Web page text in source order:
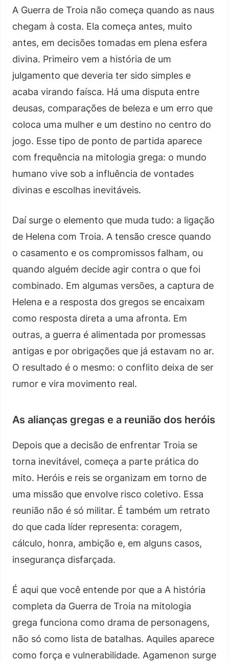
A Guerra de Troia não começa quando as naus
chegam à costa. Ela começa antes, muito
antes, em decisões tomadas em plena esfera
divina. Primeiro vem a história de um
julgamento que deveria ter sido simples e
acaba virando faísca. Há uma disputa entre
deusas, comparações de beleza e um erro que
coloca uma mulher e um destino no centro do
jogo. Esse tipo de ponto de partida aparece
com frequência na mitologia grega: o mundo
humano vive sob a influência de vontades
divinas e escolhas inevitáveis.
Daí surge o elemento que muda tudo: a ligação
de Helena com Troia. A tensão cresce quando
o casamento e os compromissos falham, ou
quando alguém decide agir contra o que foi
combinado. Em algumas versões, a captura de
Helena e a resposta dos gregos se encaixam
como resposta direta a uma afronta. Em
outras, a guerra é alimentada por promessas
antigas e por obrigações que já estavam no ar.
O resultado é o mesmo: o conflito deixa de ser
rumor e vira movimento real.
As alianças gregas e a reunião dos heróis
Depois que a decisão de enfrentar Troia se
torna inevitável, começa a parte prática do
mito. Heróis e reis se organizam em torno de
uma missão que envolve risco coletivo. Essa
reunião não é só militar. É também um retrato
do que cada líder representa: coragem,
cálculo, honra, ambição e, em alguns casos,
insegurança disfarçada.
É aqui que você entende por que a A história
completa da Guerra de Troia na mitologia
grega funciona como drama de personagens,
não só como lista de batalhas. Aquiles aparece
como força e vulnerabilidade. Agamenon surge